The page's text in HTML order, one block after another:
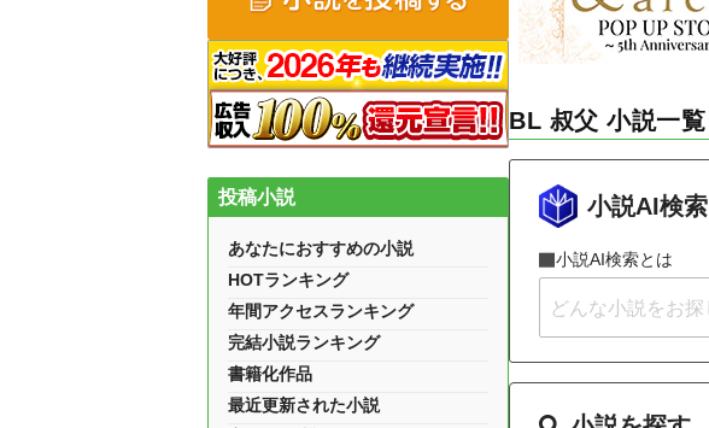
BL 叔父 小説一覧
小説AI検索
小説AI検索とは
投稿小説
あなたにおすすめの小説
HOTランキング
年間アクセスランキング
完結小説ランキング
書籍化作品
最近更新された小説